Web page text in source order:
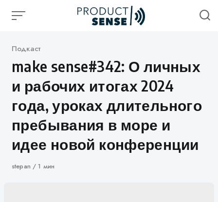
Категория
Подкаст
make sense#342: О личных
и рабочих итогах 2024
года, уроках длительного
пребывания в море и
идее новой конференции
Автор
stepan 1 мин